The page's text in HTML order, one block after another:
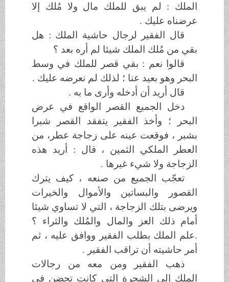
الملك : لم يبق للملك مال ولا مُلك إلا
عرضناه عليك .
قال الفقير لرجال حاشية الملك : هل
بقي من مُلك الملك شيئا لم أره بعد ؟
قالوا نعم : بقي قصر للملك في وسط
البحر وهو بعيد عنا ؛ لذلك لم نعرضه عليك .
قال أريد أن أدخله وأرى ما به .
دخل الجميع القصر الواقع في عرض
البحر ؛ وأخذ الفقير يتفقد القصر شبرا
بشبر ، فوقعت عينه على زجاجة عطر، من
العطر الملكي الثمين ، قال : أريد هذه
الزجاجة ولا شيء غيرها .
تعجّب الجميع من صنعه ، كيف يترك
القصور والبساتين والأموال والخيرات
ويرضى بتلك الزجاجة ، التي لا تساوي شيئا
أمام ذلك العز والمال والمُلك والثراء ؟
.علم الملك بطلب الفقير ووافق عليه ، ثم
أمر حاشيته أن تراقب الفقير .
ذهب الفقير ومن معه من رجالات
الملك إلى الشجرة التي كانت تحضن في